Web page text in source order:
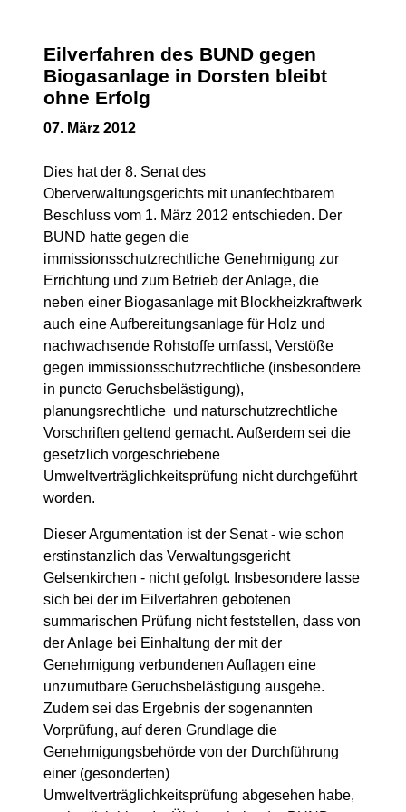
Eilverfahren des BUND gegen
Biogasanlage in Dorsten bleibt
ohne Erfolg
07. März 2012
Dies hat der 8. Senat des
Oberverwaltungsgerichts mit unanfechtbarem
Beschluss vom 1. März 2012 entschieden. Der
BUND hatte gegen die
immissionsschutzrechtliche Genehmigung zur
Errichtung und zum Betrieb der Anlage, die
neben einer Biogasanlage mit Blockheizkraftwerk
auch eine Aufbereitungsanlage für Holz und
nachwachsende Rohstoffe umfasst, Verstöße
gegen immissionsschutzrechtliche (insbesondere
in puncto Geruchsbelästigung),
planungsrechtliche und naturschutzrechtliche
Vorschriften geltend gemacht. Außerdem sei die
gesetzlich vorgeschriebene
Umweltverträglichkeitsprüfung nicht durchgeführt
worden.
Dieser Argumentation ist der Senat - wie schon
erstinstanzlich das Verwaltungsgericht
Gelsenkirchen - nicht gefolgt. Insbesondere lasse
sich bei der im Eilverfahren gebotenen
summarischen Prüfung nicht feststellen, dass von
der Anlage bei Einhaltung der mit der
Genehmigung verbundenen Auflagen eine
unzumutbare Geruchsbelästigung ausgehe.
Zudem sei das Ergebnis der sogenannten
Vorprüfung, auf deren Grundlage die
Genehmigungsbehörde von der Durchführung
einer (gesonderten)
Umweltverträglichkeitsprüfung abgesehen habe,